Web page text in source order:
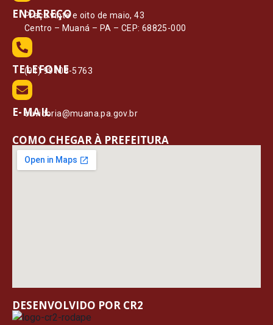
ENDEREÇO
Praça vinte e oito de maio, 43
Centro – Muaná – PA – CEP: 68825-000
TELEFONE
(91) 99108-5763
E-MAIL
ouvidoria@muana.pa.gov.br
COMO CHEGAR À PREFEITURA
DESENVOLVIDO POR CR2